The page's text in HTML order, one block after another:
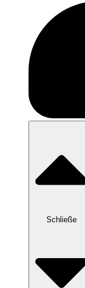
Schließe